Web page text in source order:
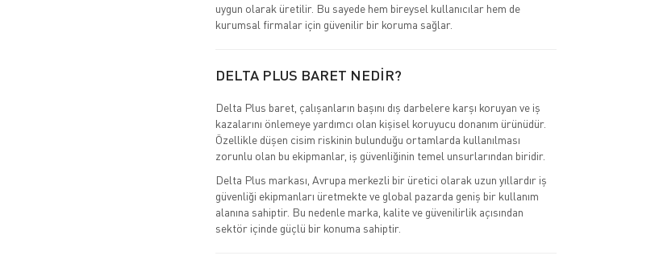
uygun olarak üretilir. Bu sayede hem bireysel kullanıcılar hem de
kurumsal firmalar için güvenilir bir koruma sağlar.
DELTA PLUS BARET NEDİR?
Delta Plus baret, çalışanların başını dış darbelere karşı koruyan ve iş
kazalarını önlemeye yardımcı olan kişisel koruyucu donanım ürünüdür.
Özellikle düşen cisim riskinin bulunduğu ortamlarda kullanılması
zorunlu olan bu ekipmanlar, iş güvenliğinin temel unsurlarından biridir.
Delta Plus markası, Avrupa merkezli bir üretici olarak uzun yıllardır iş
güvenliği ekipmanları üretmekte ve global pazarda geniş bir kullanım
alanına sahiptir. Bu nedenle marka, kalite ve güvenilirlik açısından
sektör içinde güçlü bir konuma sahiptir.